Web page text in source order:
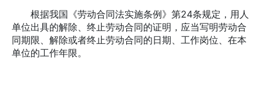
根据我国《劳动合同法实施条例》第24条规定，用人
单位出具的解除、终止劳动合同的证明，应当写明劳动合
同期限、解除或者终止劳动合同的日期、工作岗位、在本
单位的工作年限。